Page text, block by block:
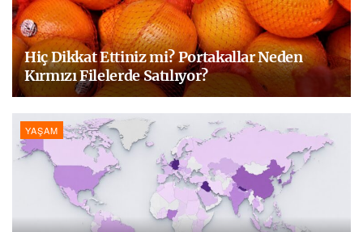
Hiç Dikkat Ettiniz mi? Portakallar Neden
Kırmızı Filelerde Satılıyor?
YAŞAM